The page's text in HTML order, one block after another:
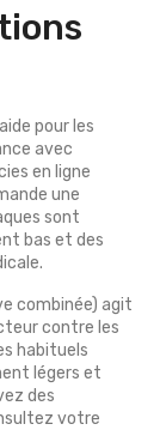
pour les
avec
en ligne
une
sont
bas et des
combinée) agit
contre les
habituels
légers et
des
votre